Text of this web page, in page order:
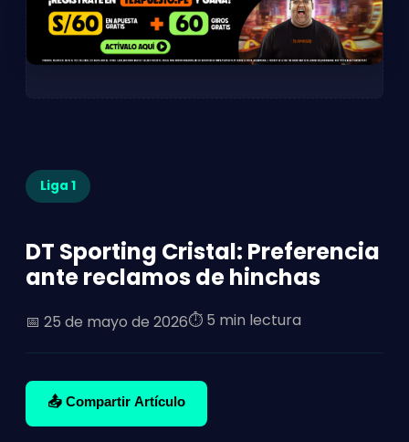
Liga 1
DT Sporting Cristal: Preferencia
ante reclamos de hinchas
📅 25 de mayo de 2026⏱️ 5 min lectura
📤 Compartir Artículo